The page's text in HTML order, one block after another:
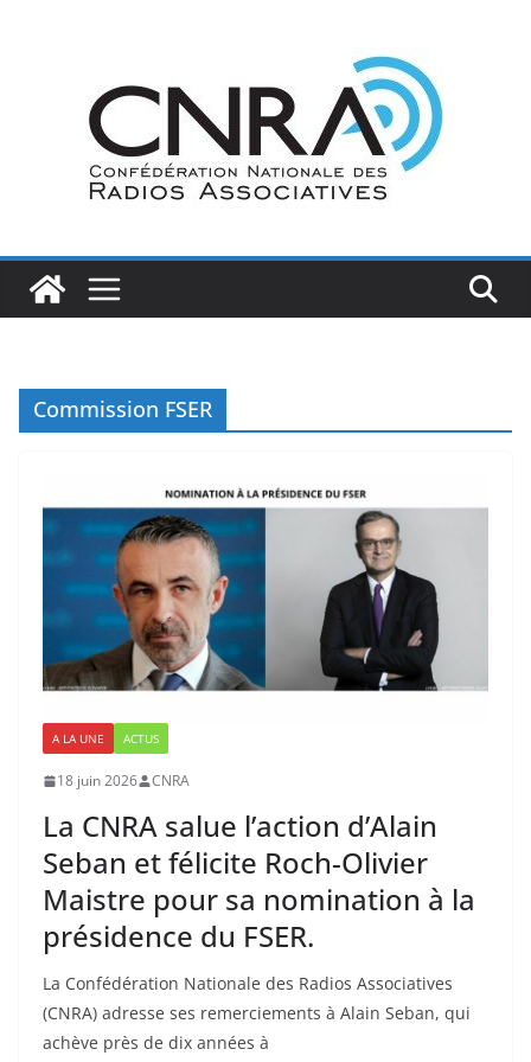
Commission FSER
A LA UNE ACTUS
18 juin 2026 CNRA
La CNRA salue l’action d’Alain
Seban et félicite Roch-Olivier
Maistre pour sa nomination à la
présidence du FSER.
La Confédération Nationale des Radios Associatives
(CNRA) adresse ses remerciements à Alain Seban, qui
achève près de dix années à